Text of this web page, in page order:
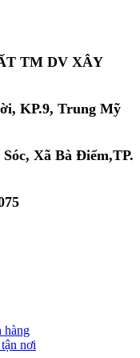
TM DV XÂY
KP.9, Trung Mỹ
Xã Bà Điểm,TP.
hàng
nơi